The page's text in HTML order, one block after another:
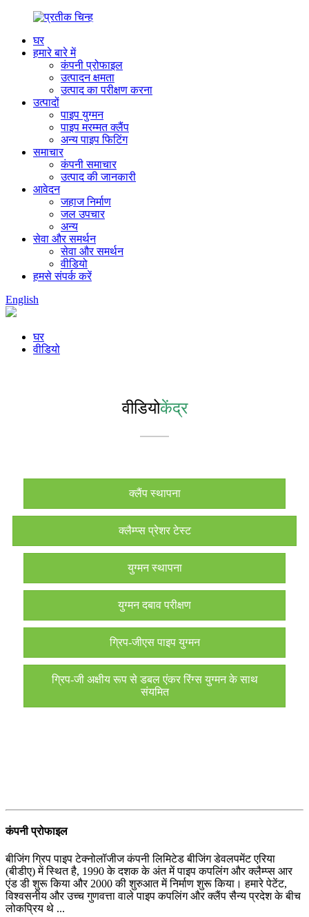
घर
हमारे बारे में
कंपनी प्रोफाइल
उत्पादन क्षमता
उत्पाद का परीक्षण करना
उत्पादों
पाइप युग्मन
पाइप मरम्मत क्लैंप
अन्य पाइप फिटिंग
समाचार
कंपनी समाचार
उत्पाद की जानकारी
आवेदन
जहाज निर्माण
जल उपचार
अन्य
सेवा और समर्थन
सेवा और समर्थन
वीडियो
हमसे संपर्क करें
English
घर
वीडियो
वीडियोकेंद्र
क्लैंप स्थापना
क्लैम्प्स प्रेशर टेस्ट
युग्मन स्थापना
युग्मन दबाव परीक्षण
ग्रिप-जीएस पाइप युग्मन
ग्रिप-जी अक्षीय रूप से डबल एंकर रिंग्स युग्मन के साथ
संयमित
कंपनी प्रोफाइल
बीजिंग ग्रिप पाइप टेक्नोलॉजीज कंपनी लिमिटेड बीजिंग डेवलपमेंट एरिया
(बीडीए) में स्थित है, 1990 के दशक के अंत में पाइप कपलिंग और क्लैम्प्स आर
एंड डी शुरू किया और 2000 की शुरुआत में निर्माण शुरू किया। हमारे पेटेंट,
विश्वसनीय और उच्च गुणवत्ता वाले पाइप कपलिंग और क्लैंप सैन्य प्रदेश के बीच
लोकप्रिय थे ...